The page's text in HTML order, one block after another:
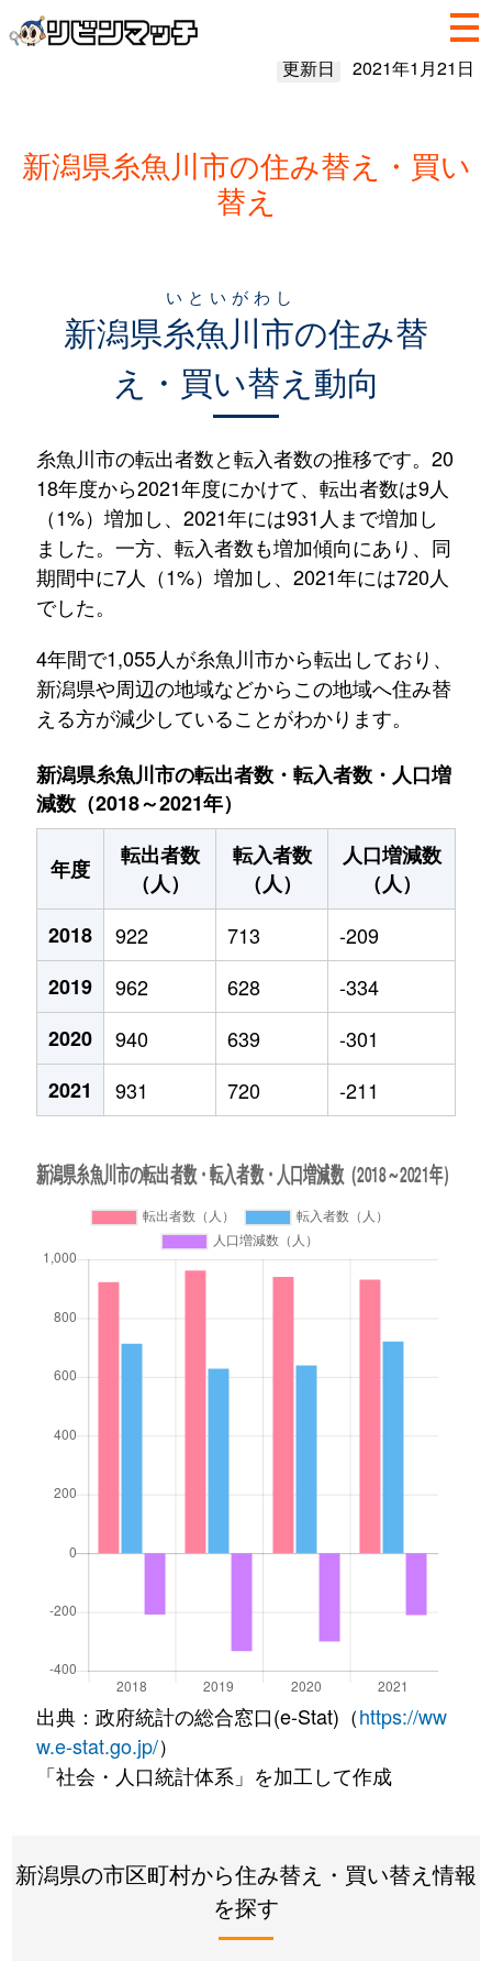
更新日 2021年1月21日
新潟県糸魚川市の住み替え・買い
替え
新潟県糸魚川市
いといがわし
の住み替
え・買い替え動向
糸魚川市の転出者数と転入者数の推移です。20
18年度から2021年度にかけて、転出者数は9人
（1%）増加し、2021年には931人まで増加し
ました。一方、転入者数も増加傾向にあり、同
期間中に7人（1%）増加し、2021年には720人
でした。
4年間で1,055人が糸魚川市から転出しており、
新潟県や周辺の地域などからこの地域へ住み替
える方が減少していることがわかります。
新潟県糸魚川市の転出者数・転入者数・人口増
減数（2018～2021年）
年度
転出者数
（人）
転入者数
（人）
人口増減数
（人）
2018
922 713
-209
2019
962 628
-334
2020
940 639
-301
2021
931 720 -211
出典：政府統計の総合窓口(e-Stat)（https://ww
w.e-stat.go.jp/）
「社会・人口統計体系」を加工して作成
新潟県の市区町村から住み替え・買い替え情報
を探す